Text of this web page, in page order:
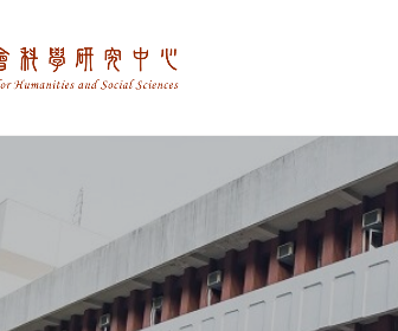
院人文社會科學研